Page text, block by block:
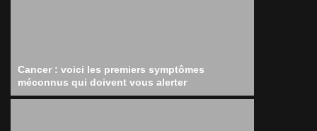
Cancer : voici les premiers symptômes
méconnus qui doivent vous alerter